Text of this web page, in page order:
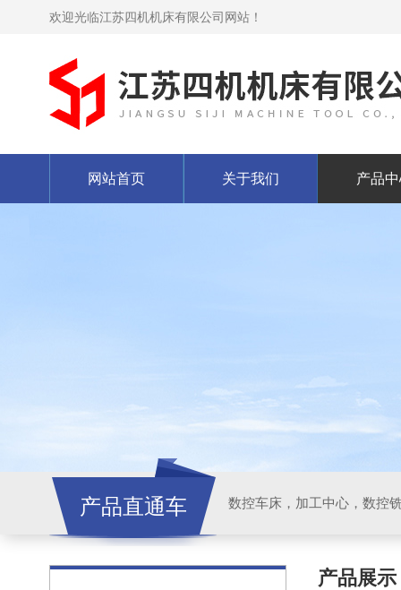
欢迎光临江苏四机机床有限公司网站！
网站首页 关于我们 产品
产品直通车
产品展示